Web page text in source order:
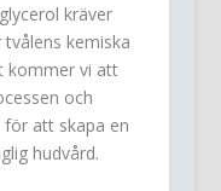
kräver
kemiska
kommer vi att
och
att skapa en
hudvård.